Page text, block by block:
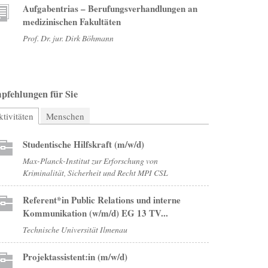
Aufgabentrias – Berufungsverhandlungen an
medizinischen Fakultäten
Prof. Dr. jur. Dirk Böhmann
für Sie
(aktiver Reiter)
Menschen
Studentische Hilfskraft (m/w/d)
Max-Planck-Institut zur Erforschung von
Kriminalität, Sicherheit und Recht MPI CSL
Referent*in Public Relations und interne
Kommunikation (w/m/d) EG 13 TV...
Technische Universität Ilmenau
Projektassistent:in (m/w/d)